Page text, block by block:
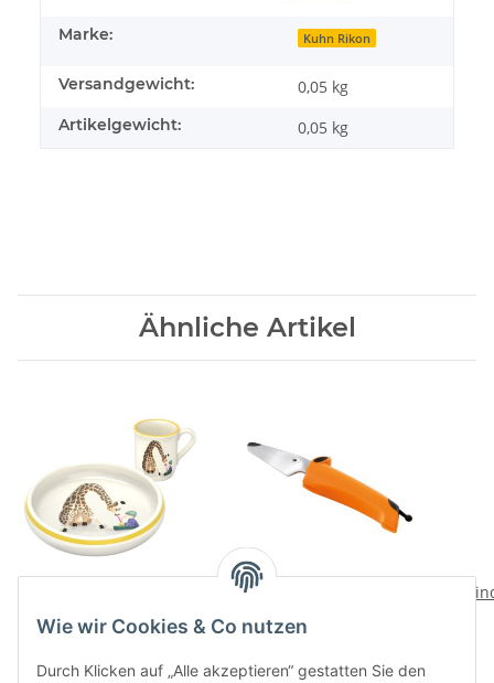
Marke: Kuhn Rikon
Versandgewicht: 0,05 kg
Artikelgewicht: 0,05 kg
Ähnliche Artikel
Kind
79,00 CHF*
kinderkitchen Messer
10,90 CHF
Wie wir Cookies & Co nutzen
Durch Klicken auf „Alle akzeptieren“ gestatten Sie den